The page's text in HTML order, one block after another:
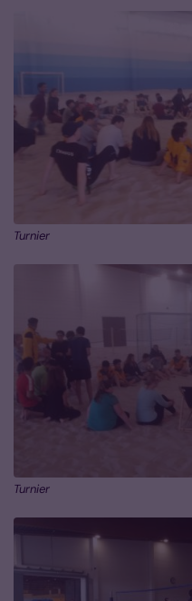
Turnier
Turnier